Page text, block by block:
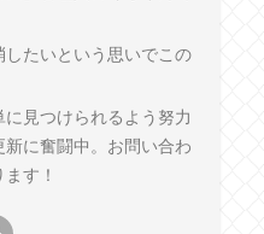
たいという思いでこの
見つけられるよう努力
新に奮闘中。お問い合わ
す！